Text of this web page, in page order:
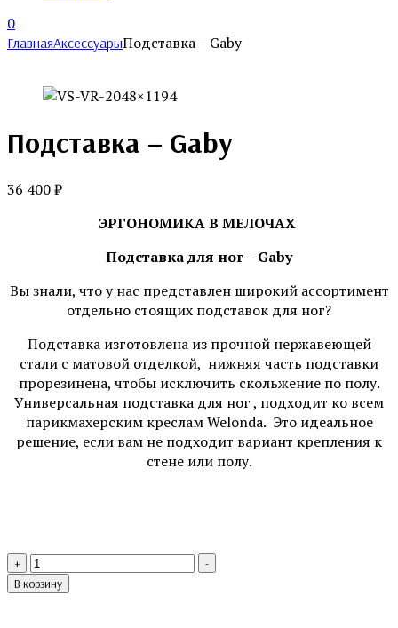
0
ГлавнаяАксессуарыПодставка – Gaby
Подставка – Gaby
36 400₽
ЭРГОНОМИКА В МЕЛОЧАХ
Подставка для ног – Gaby
Вы знали, что у нас представлен широкий ассортимент
отдельно стоящих подставок для ног?
Подставка изготовлена из прочной нержавеющей
стали с матовой отделкой, нижняя часть подставки
прорезинена, чтобы исключить скольжение по полу.
Универсальная подставка для ног , подходит ко всем
парикмахерским креслам Welonda. Это идеальное
решение, если вам не подходит вариант крепления к
стене или полу.
+
Количество
товара
-
В корзину